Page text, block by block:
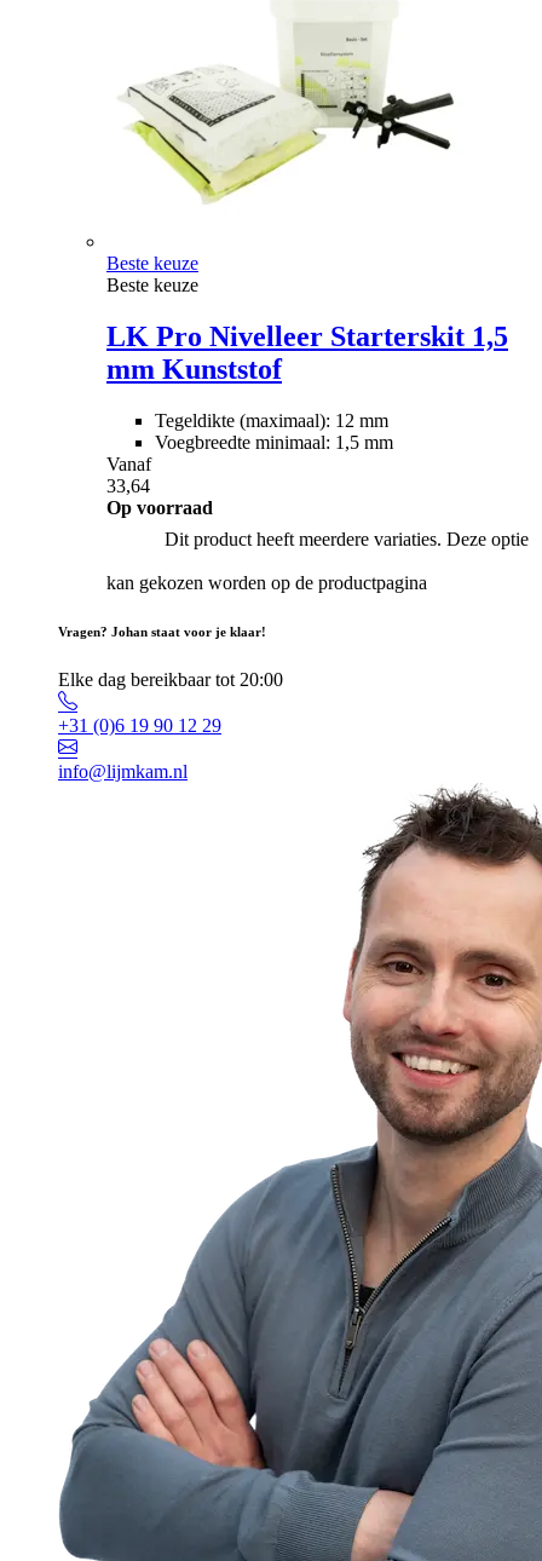
Beste keuze
Beste keuze
LK Pro Nivelleer Starterskit 1,5
mm Kunststof
Tegeldikte (maximaal): 12 mm
Voegbreedte minimaal: 1,5 mm
Vanaf
33,64
Op voorraad
Dit product heeft meerdere variaties. Deze optie
kan gekozen worden op de productpagina
Vragen? Johan staat voor je klaar!
Elke dag bereikbaar tot 20:00
+31 (0)6 19 90 12 29
info@lijmkam.nl